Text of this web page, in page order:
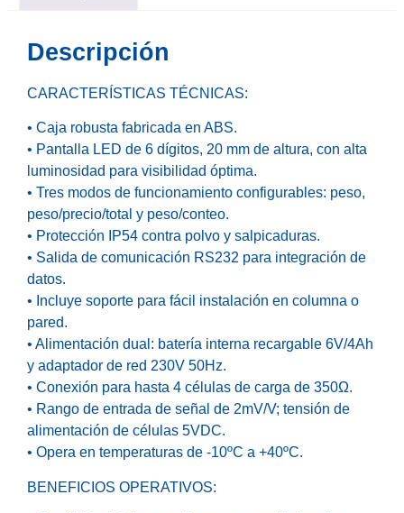
Descripción
CARACTERÍSTICAS TÉCNICAS:
• Caja robusta fabricada en ABS.
• Pantalla LED de 6 dígitos, 20 mm de altura, con alta
luminosidad para visibilidad óptima.
• Tres modos de funcionamiento configurables: peso,
peso/precio/total y peso/conteo.
• Protección IP54 contra polvo y salpicaduras.
• Salida de comunicación RS232 para integración de
datos.
• Incluye soporte para fácil instalación en columna o
pared.
• Alimentación dual: batería interna recargable 6V/4Ah
y adaptador de red 230V 50Hz.
• Conexión para hasta 4 células de carga de 350Ω.
• Rango de entrada de señal de 2mV/V; tensión de
alimentación de células 5VDC.
• Opera en temperaturas de -10ºC a +40ºC.
BENEFICIOS OPERATIVOS: